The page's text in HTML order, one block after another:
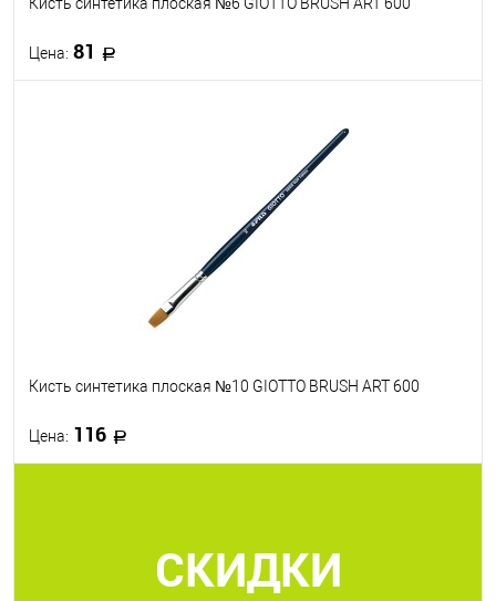
Цена: 81
В наличии
Кисть синтетика плоская №10 GIOTTO BRUSH ART 600
Цена: 116
В наличии
СКИДКИ